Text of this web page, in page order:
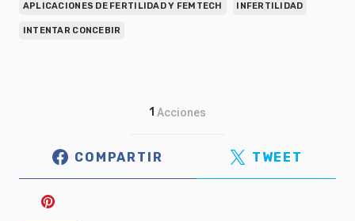
APLICACIONES DE FERTILIDAD Y FEMTECH INFERTILIDAD
INTENTAR CONCEBIR
1 Acciones
COMPARTIR TWEET